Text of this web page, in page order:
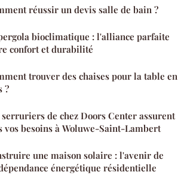
réussir un devis salle de bain ?
bioclimatique : l'alliance parfaite
confort et durabilité
trouver des chaises pour la table en
?
serruriers de chez Doors Center assurent
vos besoins à Woluwe-Saint-Lambert
une maison solaire : l'avenir de
énergétique résidentielle